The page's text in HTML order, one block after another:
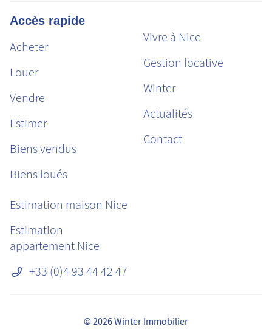
Accès rapide
Acheter
Louer
Vendre
Estimer
Biens vendus
Biens loués
Vivre à Nice
Gestion locative
Winter
Actualités
Contact
Estimation maison Nice
Estimation
appartement Nice
+33 (0)4 93 44 42 47
© 2026 Winter Immobilier